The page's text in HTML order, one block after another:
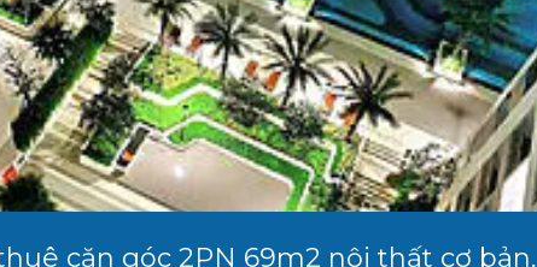
căn góc 2PN 69m2 nội thất cơ bản,